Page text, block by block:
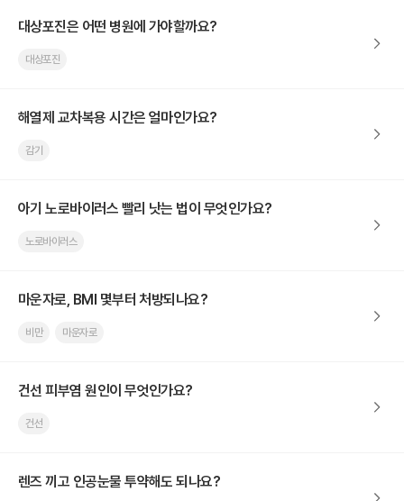
대상포진은 어떤 병원에 가야할까요?
대상포진
해열제 교차복용 시간은 얼마인가요?
감기
아기 노로바이러스 빨리 낫는 법이 무엇인가요?
노로바이러스
마운자로, BMI 몇부터 처방되나요?
비만 마운자로
건선 피부염 원인이 무엇인가요?
건선
렌즈 끼고 인공눈물 투약해도 되나요?